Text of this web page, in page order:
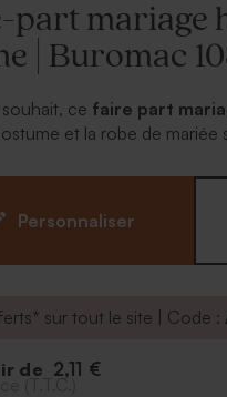
part mariage
| Buromac
ce faire part
et la robe de
plus chic. Il ne vous
original et le
mêmes pour la
est livré non monté.
Papillons © - Réf. : 103.055
Personnaliser
sur tout le site | Code :
de 2,11 €
(T.T.C.)